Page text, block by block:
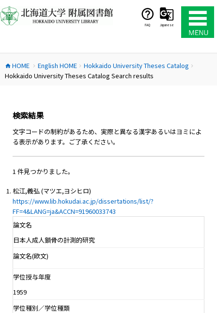
ン
テ
ス
キ
FAQ Japanese
home HOME chevron_right English HOMEchevron_right Hokkaido University Theses Catalog chevron_right
Hokkaido University Theses Catalog Search results
検索結果
文字コードの制約があるため、実際と異なる漢字あるいはヨミによ
る表示があります。ご了承ください。
1 件見つかりました。
松江,義弘 (マツエ,ヨシヒロ)
https://www.lib.hokudai.ac.jp/dissertations/list/?
FF=4&LANG=ja&ACCN=91960033743
論文名
日本人成人鎖骨の計測的研究
論文名(欧文)
学位授与年度
1959
学位種別／学位種類